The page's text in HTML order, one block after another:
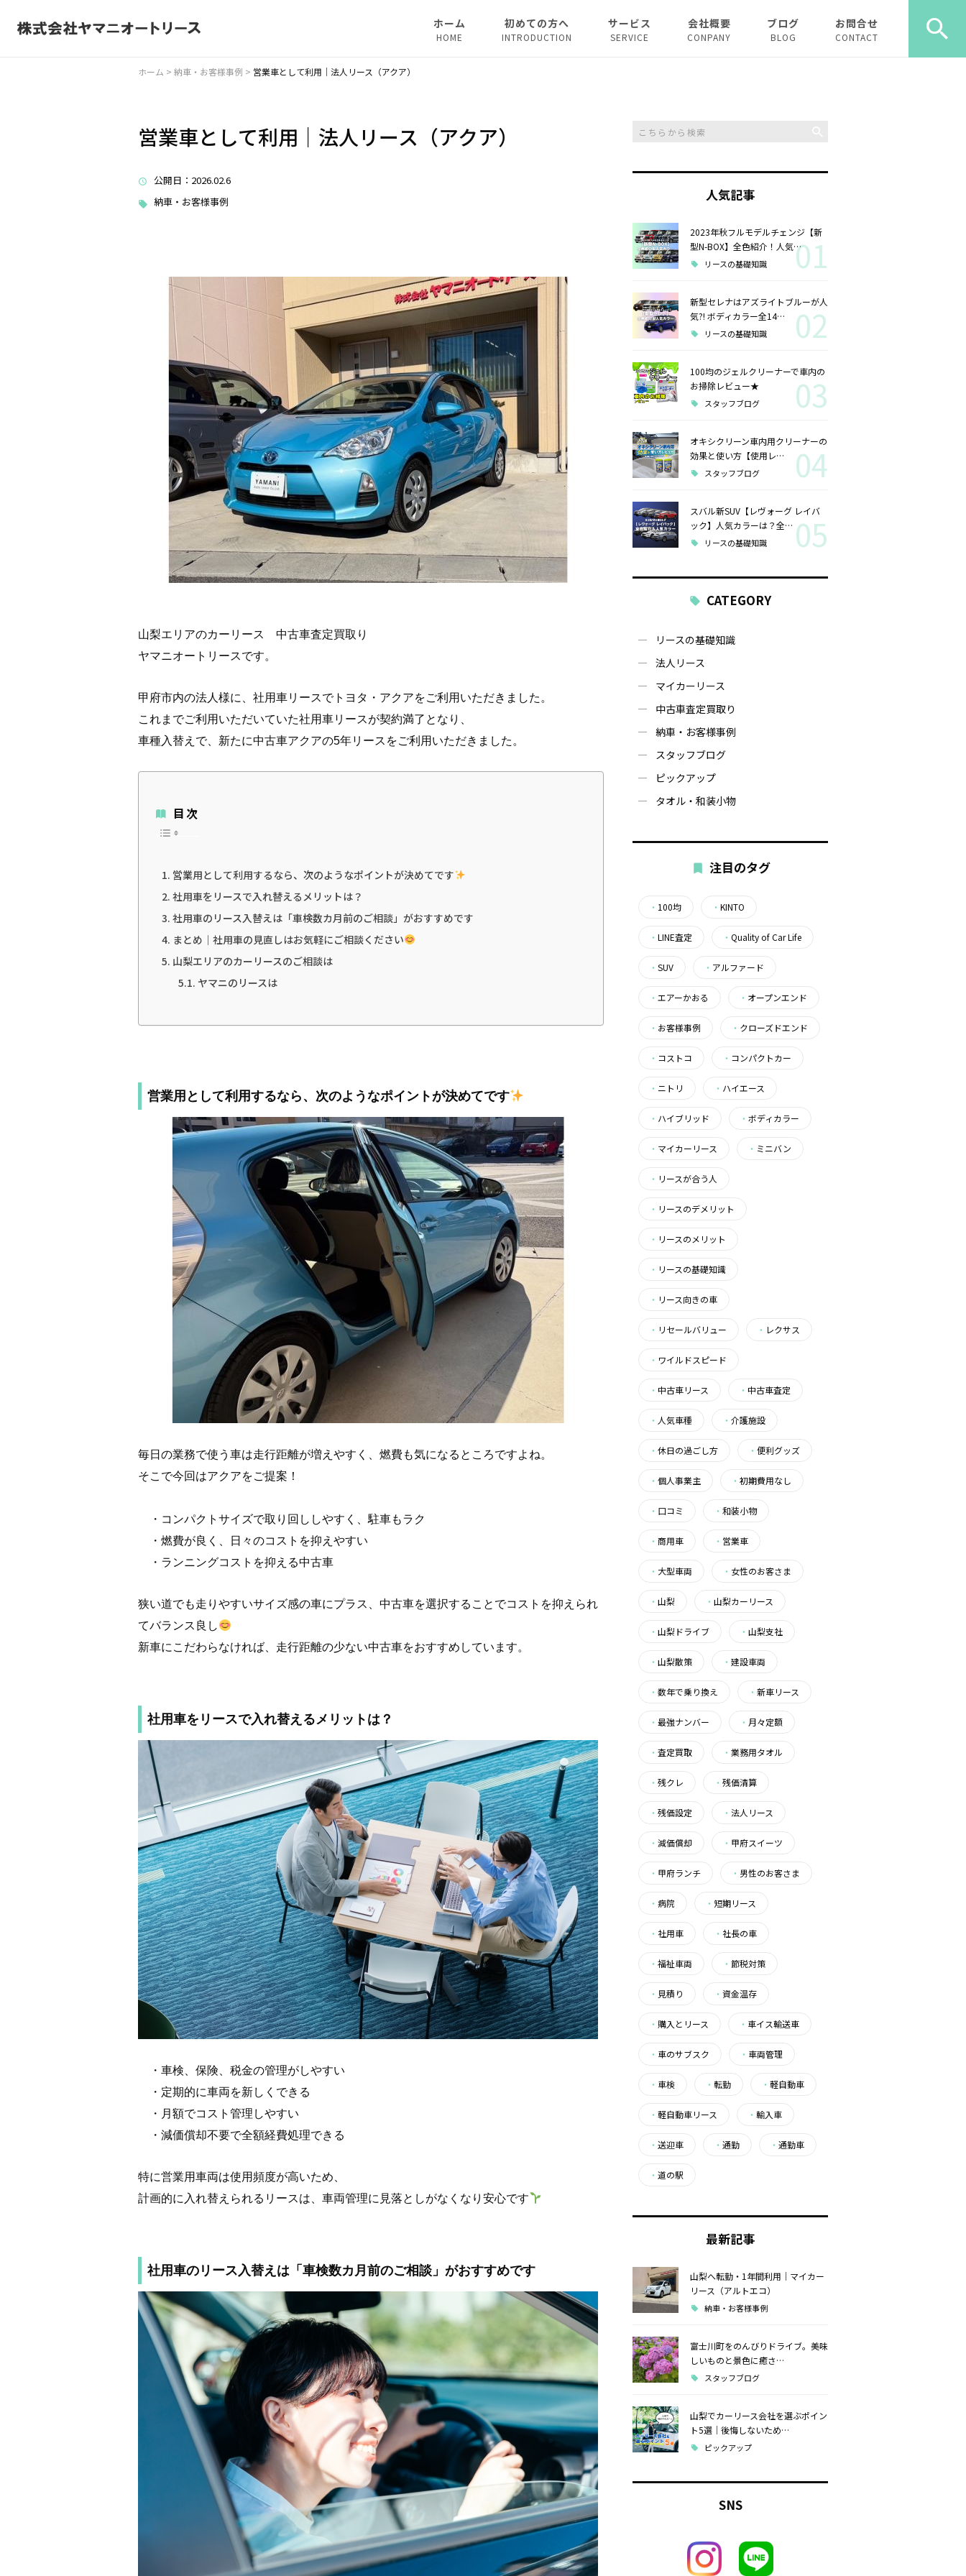
ホーム
HOME
初めての方へ
INTRODUCTION
サービス
SERVICE
会社概要
CONPANY
ブログ
BLOG
お問合せ
CONTACT
ホーム > 納車・お客様事例 > 営業車として利用｜法人リース（アクア）
営業車として利用｜法人リース（アクア）
公開日 ：2026.02.6
納車・お客様事例
山梨エリアのカーリース 中古車査定買取り
ヤマニオートリースです。
甲府市内の法人様に、社用車リースでトヨタ・アクアをご利用いただきました。
これまでご利用いただいていた社用車リースが契約満了となり、
車種入替えで、新たに中古車アクアの5年リースをご利用いただきました。
目次
営業用として利用するなら、次のようなポイントが決めてです
社用車をリースで入れ替えるメリットは？
社用車のリース入替えは「車検数カ月前のご相談」がおすすめです
まとめ｜社用車の見直しはお気軽にご相談ください
山梨エリアのカーリースのご相談は
ヤマニのリースは
営業用として利用するなら、次のようなポイントが決めてです
毎日の業務で使う車は走行距離が増えやすく、燃費も気になるところですよね。
そこで今回はアクアをご提案！
・コンパクトサイズで取り回ししやすく、駐車もラク
・燃費が良く、日々のコストを抑えやすい
・ランニングコストを抑える中古車
狭い道でも走りやすいサイズ感の車にプラス、中古車を選択することでコストを抑えられ
てバランス良し
新車にこだわらなければ、走行距離の少ない中古車をおすすめしています。
社用車をリースで入れ替えるメリットは？
・車検、保険、税金の管理がしやすい
・定期的に車両を新しくできる
・月額でコスト管理しやすい
・減価償却不要で全額経費処理できる
特に営業用車両は使用頻度が高いため、
計画的に入れ替えられるリースは、車両管理に見落としがなくなり安心です
社用車のリース入替えは「車検数カ月前のご相談」がおすすめです
人気記事
2023年秋フルモデルチェンジ【新
型N-BOX】全色紹介！人気…
リースの基礎知識 01
新型セレナはアズライトブルーが人
気?! ボディカラー全14…
リースの基礎知識 02
100均のジェルクリーナーで車内の
お掃除レビュー★
スタッフブログ 03
オキシクリーン車内用クリーナーの
効果と使い方【使用レ…
スタッフブログ 04
スバル新SUV【レヴォーグ レイバ
ック】人気カラーは？全…
リースの基礎知識 05
CATEGORY
リースの基礎知識
法人リース
マイカーリース
中古車査定買取り
納車・お客様事例
スタッフブログ
ピックアップ
タオル・和装小物
注目のタグ
・ 100均 ・ KINTO
・ LINE査定 ・ Quality of Car Life
・ SUV ・ アルファード
・ エアーかおる ・ オープンエンド
・ お客様事例 ・ クローズドエンド
・ コストコ ・ コンパクトカー
・ ニトリ ・ ハイエース
・ ハイブリッド ・ ボディカラー
・ マイカーリース ・ ミニバン
・ リースが合う人
・ リースのデメリット
・ リースのメリット
・ リースの基礎知識
・ リース向きの車
・ リセールバリュー ・ レクサス
・ ワイルドスピード
・ 中古車リース ・ 中古車査定
・ 人気車種 ・ 介護施設
・ 休日の過ごし方 ・ 便利グッズ
・ 個人事業主 ・ 初期費用なし
・ 口コミ ・ 和装小物
・ 商用車 ・ 営業車
・ 大型車両 ・ 女性のお客さま
・ 山梨 ・ 山梨カーリース
・ 山梨ドライブ ・ 山梨支社
・ 山梨散策 ・ 建設車両
・ 数年で乗り換え ・ 新車リース
・ 最強ナンバー ・ 月々定額
・ 査定買取 ・ 業務用タオル
・ 残クレ ・ 残価清算
・ 残価設定 ・ 法人リース
・ 減価償却 ・ 甲府スイーツ
・ 甲府ランチ ・ 男性のお客さま
・ 病院 ・ 短期リース
・ 社用車 ・ 社長の車
・ 福祉車両 ・ 節税対策
・ 見積り ・ 資金温存
・ 購入とリース ・ 車イス輸送車
・ 車のサブスク ・ 車両管理
・ 車検 ・ 転勤 ・ 軽自動車
・ 軽自動車リース ・ 輸入車
・ 送迎車 ・ 通勤 ・ 通勤車
・ 道の駅
最新記事
山梨へ転勤・1年間利用｜マイカー
リース（アルトエコ）
納車・お客様事例
富士川町をのんびりドライブ。美味
しいものと景色に癒さ…
スタッフブログ
山梨でカーリース会社を選ぶポイン
ト5選｜後悔しないため…
ピックアップ
SNS